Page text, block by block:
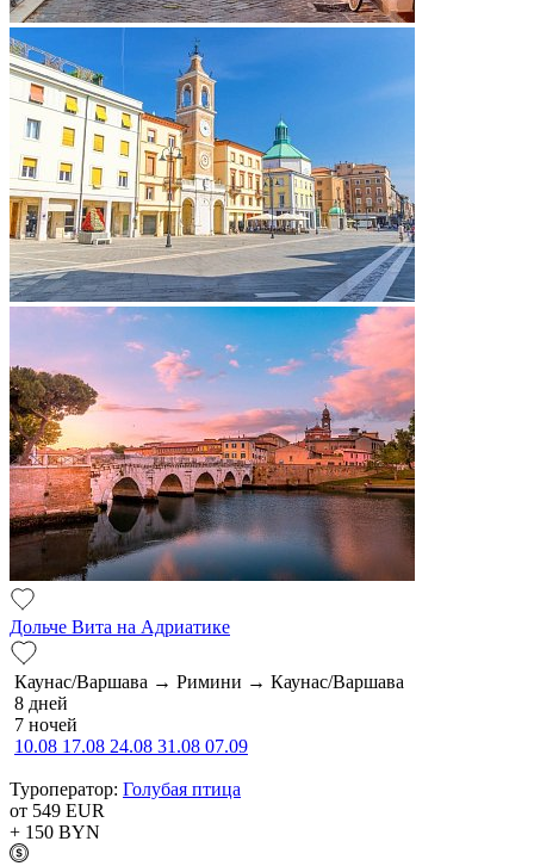
Дольче Вита на Адриатике
Каунас/Варшава → Римини → Каунас/Варшава
8 дней
7 ночей
10.08 17.08 24.08 31.08 07.09
Туроператор: Голубая птица
от 549 EUR
+ 150 BYN